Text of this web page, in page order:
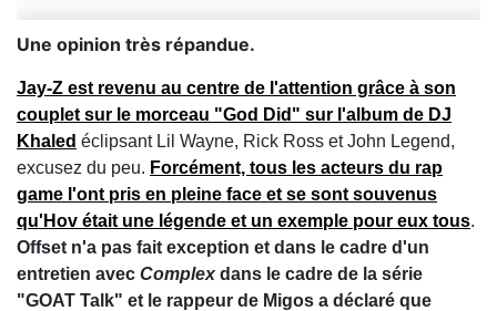
Une opinion très répandue.
Jay-Z est revenu au centre de l'attention grâce à son
couplet sur le morceau "God Did" sur l'album de DJ
Khaled éclipsant Lil Wayne, Rick Ross et John Legend,
excusez du peu. Forcément, tous les acteurs du rap
game l'ont pris en pleine face et se sont souvenus
qu'Hov était une légende et un exemple pour eux tous.
Offset n'a pas fait exception et dans le cadre d'un
entretien avec Complexdans le cadre de la série
"GOAT Talk" et le rappeur de Migos a déclaré que